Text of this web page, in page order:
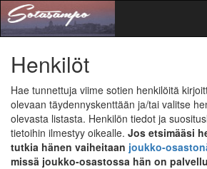
Henkilöt
Hae tunnettuja viime sotien henkilöitä
olevaan täydennyskenttään ja/tai valitse
olevasta listasta. Henkilön tiedot ja
tietoihin ilmestyy oikealle. Jos etsimääsi
tutkia hänen vaiheitaan joukko-
missä joukko-osastossa hän on